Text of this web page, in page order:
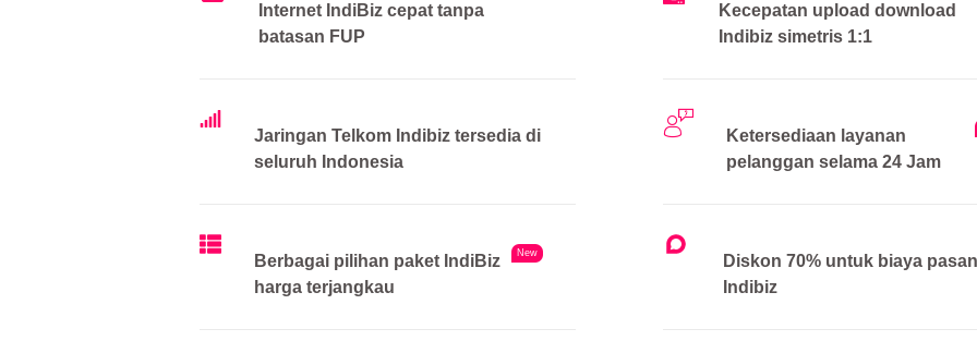
Internet IndiBiz cepat tanpa
batasan FUP
Kecepatan upload download
Indibiz simetris 1:1
Jaringan Telkom Indibiz tersedia di
seluruh Indonesia
Ketersediaan layanan
pelanggan selama 24 Jam
Berbagai pilihan paket IndiBiz
harga terjangkau
New
Diskon 70% untuk biaya
Indibiz